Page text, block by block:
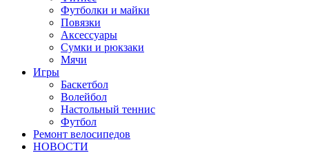
Футболки и майки
Повязки
Аксессуары
Сумки и рюкзаки
Мячи
Игры
Баскетбол
Волейбол
Настольный теннис
Футбол
Ремонт велосипедов
НОВОСТИ